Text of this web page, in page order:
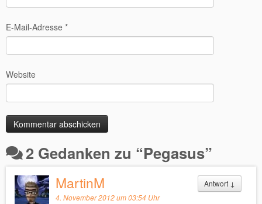
E-Mail-Adresse *
Website
2 Gedanken zu “Pegasus”
Antwort ↓
MartinM
4. November 2012 um 03:54 Uhr